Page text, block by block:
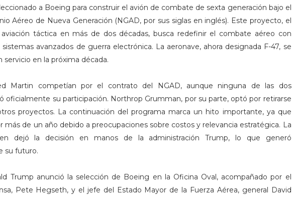
a Boeing para construir el avión de combate de sexta generación bajo el
Aéreo de Nueva Generación (NGAD, por sus siglas en inglés). Este proyecto, el
táctica en más de dos décadas, busca redefinir el combate aéreo con
avanzados de guerra electrónica. La aeronave, ahora designada F-47, se
servicio en la próxima década.
Martin competían por el contrato del NGAD, aunque ninguna de las dos
oficialmente su participación. Northrop Grumman, por su parte, optó por retirarse
proyectos. La continuación del programa marca un hito importante, ya que
más de un año debido a preocupaciones sobre costos y relevancia estratégica. La
dejó la decisión en manos de la administración Trump, lo que generó
su futuro.
Trump anunció la selección de Boeing en la Oficina Oval, acompañado por el
Pete Hegseth, y el jefe del Estado Mayor de la Fuerza Aérea, general David